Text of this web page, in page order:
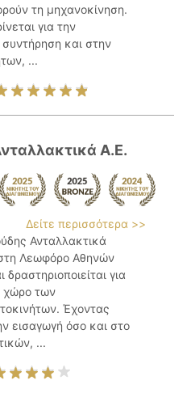
τη μηχανοκίνηση.
για την
συντήρηση και στην
...
Α.Ε.
Δείτε περισσότερα >>
Ανταλλακτικά
Λεωφόρο Αθηνών
για
χώρο των
Έχοντας
εισαγωγή όσο και στο
...